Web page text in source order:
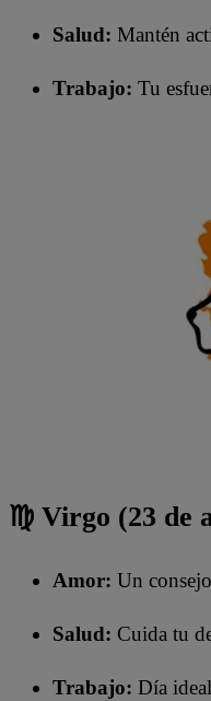
Salud: Mantén
Trabajo: Tu
♍ Virgo (23 de
Amor: Un
Salud: Cuida tu
Trabajo: Día